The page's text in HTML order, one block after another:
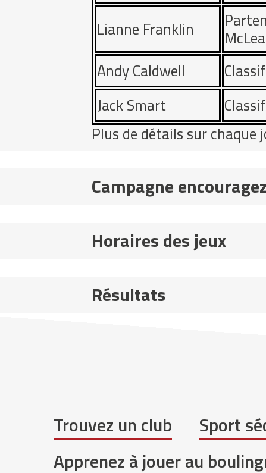
Lianne Franklin
Andy Caldwell
Jack Smart
Plus de détails sur
Campagne
Horaires des jeux
Résultats
Trouvez un club Sport
Apprenez à jouer au